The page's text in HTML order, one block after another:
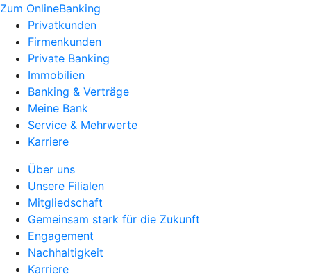
Zum OnlineBanking
Privatkunden
Firmenkunden
Private Banking
Immobilien
Banking & Verträge
Meine Bank
Service & Mehrwerte
Karriere
Über uns
Unsere Filialen
Mitgliedschaft
Gemeinsam stark für die Zukunft
Engagement
Nachhaltigkeit
Karriere